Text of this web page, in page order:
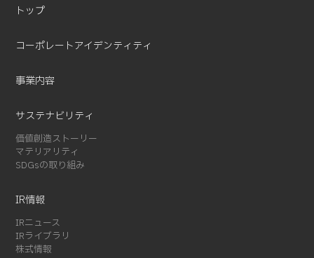
2024-12 (4)
2024-10 (7)
2024-03 (2)
2024-01 (1)
2023-12 (2)
2023-07 (2)
2023-06 (2)
2023-05 (1)
トップ
コーポレートアイデンティティ
事業内容
サステナビリティ
価値創造ストーリー
マテリアリティ
SDGsの取り組み
IR情報
IRニュース
IRライブラリ
株式情報